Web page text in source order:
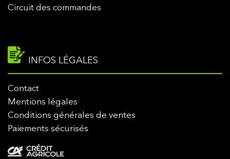
Circuit des commandes
INFOS LÉGALES
Contact
Mentions légales
Conditions générales de ventes
Paiements sécurisés